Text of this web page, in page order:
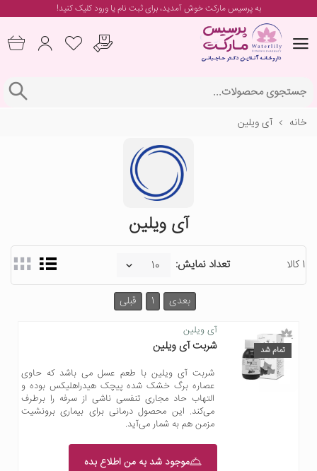
به پرسیس مارکت خوش آمدید، برایثبت نام یا ورودکلیک کنید!
خانه آی ویلین
آی ویلین
1 کالا تعداد نمایش:
قبلی 1 بعدی
تمام شد
آی ویلین
شربت آی ویلین
شربت آی ویلین با طعم عسل می باشد که حاوی
عصاره برگ خشک شده پیچک هیدراهلیکس بوده و
التهاب حاد مجاری تنفسی ناشی از سرفه را برطرف
می‌کند. این محصول درمانی برای بیماری برونشیت
مزمن هم به شمار می‌آید.
موجود شد به من اطلاع بده